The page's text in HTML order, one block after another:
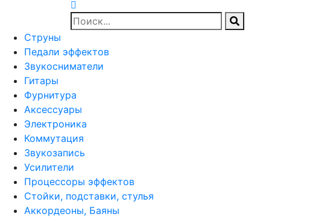
Струны
Педали эффектов
Звукосниматели
Гитары
Фурнитура
Аксессуары
Электроника
Коммутация
Звукозапись
Усилители
Процессоры эффектов
Стойки, подставки, стулья
Аккордеоны, Баяны